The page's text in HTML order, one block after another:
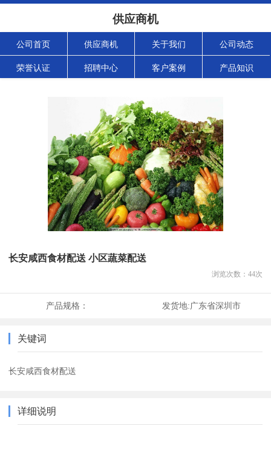
供应商机
公司首页 供应商机 关于我们 公司动态
荣誉认证 招聘中心 客户案例 产品知识
长安咸西食材配送 小区蔬菜配送
浏览次数： 44次
产品规格： 发货地:广东省深圳市
关键词
长安咸西食材配送
详细说明